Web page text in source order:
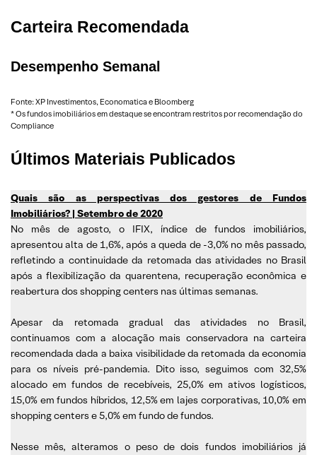
Carteira Recomendada
Desempenho Semanal
Fonte: XP Investimentos, Economatica e Bloomberg
* Os fundos imobiliários em destaque se encontram restritos por recomendação do
Compliance
Últimos Materiais Publicados
Quais são as perspectivas dos gestores de Fundos
Imobiliários? | Setembro de 2020
No mês de agosto, o IFIX, índice de fundos imobiliários,
apresentou alta de 1,6%, após a queda de -3,0% no mês passado,
refletindo a continuidade da retomada das atividades no Brasil
após a flexibilização da quarentena, recuperação econômica e
reabertura dos shopping centers nas últimas semanas.
Apesar da retomada gradual das atividades no Brasil,
continuamos com a alocação mais conservadora na carteira
recomendada dada a baixa visibilidade da retomada da economia
para os níveis pré-pandemia. Dito isso, seguimos com 32,5%
alocado em fundos de recebíveis, 25,0% em ativos logísticos,
15,0% em fundos híbridos, 12,5% em lajes corporativas, 10,0% em
shopping centers e 5,0% em fundo de fundos.
Nesse mês, alteramos o peso de dois fundos imobiliários já